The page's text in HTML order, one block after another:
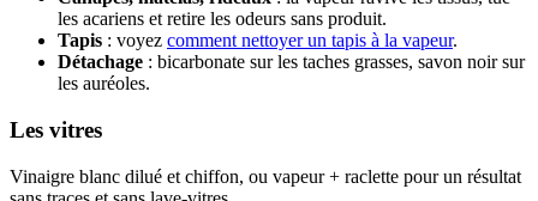
les acariens et retire les odeurs sans produit.
Tapis : voyez comment nettoyer un tapis à la vapeur.
Détachage : bicarbonate sur les taches grasses, savon noir sur
les auréoles.
Les vitres
Vinaigre blanc dilué et chiffon, ou vapeur + raclette pour un résultat